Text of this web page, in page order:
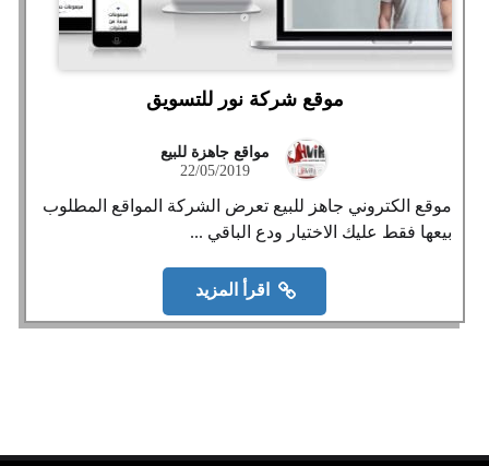
موقع شركة نور للتسويق
مواقع جاهزة للبيع
22/05/2019
موقع الكتروني جاهز للبيع تعرض الشركة المواقع المطلوب
بيعها فقط عليك الاختيار ودع الباقي ...
اقرأ المزيد